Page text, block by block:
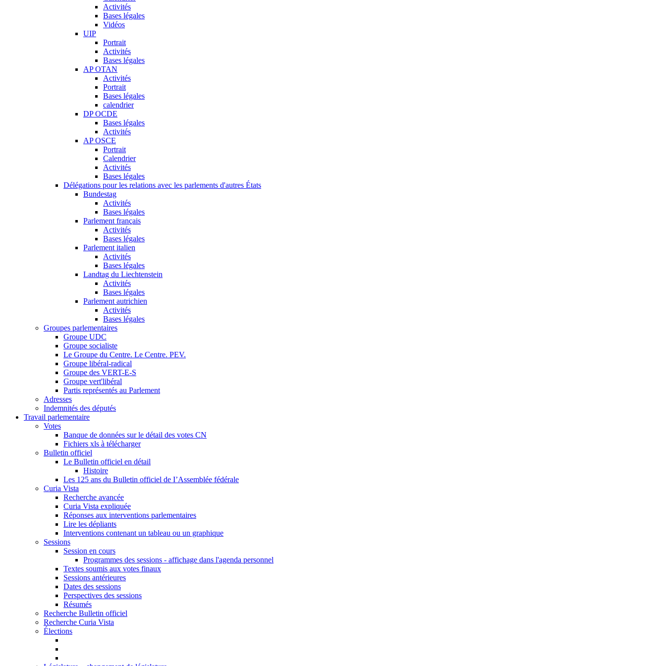
Activités
Bases légales
Vidéos
UIP
Portrait
Activités
Bases légales
AP OTAN
Activités
Portrait
Bases légales
calendrier
DP OCDE
Bases légales
Activités
AP OSCE
Portrait
Calendrier
Activités
Bases légales
Délégations pour les relations avec les parlements d'autres États
Bundestag
Activités
Bases légales
Parlement français
Activités
Bases légales
Parlement italien
Activités
Bases légales
Landtag du Liechtenstein
Activités
Bases légales
Parlement autrichien
Activités
Bases légales
Groupes parlementaires
Groupe UDC
Groupe socialiste
Le Groupe du Centre. Le Centre. PEV.
Groupe libéral-radical
Groupe des VERT-E-S
Groupe vert'libéral
Partis représentés au Parlement
Adresses
Indemnités des députés
Travail parlementaire
Votes
Banque de données sur le détail des votes CN
Fichiers xls à télécharger
Bulletin officiel
Le Bulletin officiel en détail
Histoire
Les 125 ans du Bulletin officiel de I’Assemblée fédérale
Curia Vista
Recherche avancée
Curia Vista expliquée
Réponses aux interventions parlementaires
Lire les dépliants
Interventions contenant un tableau ou un graphique
Sessions
Session en cours
Programmes des sessions - affichage dans l'agenda personnel
Textes soumis aux votes finaux
Sessions antérieures
Dates des sessions
Perspectives des sessions
Résumés
Recherche Bulletin officiel
Recherche Curia Vista
Élections